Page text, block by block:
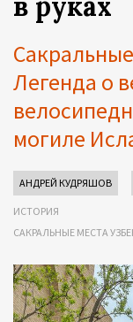
Легенда о
могиле
АНДРЕЙ КУДРЯШОВ
ИСТОРИЯ
САКРАЛЬНЫЕ МЕСТА